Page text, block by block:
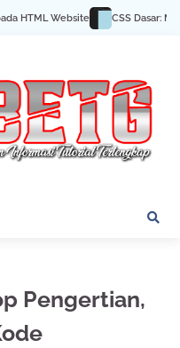
CSS Dasar: Menghias
Pengertian,